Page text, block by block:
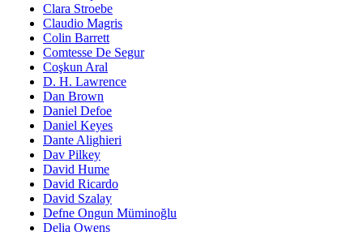
Clara Stroebe
Claudio Magris
Colin Barrett
Comtesse De Segur
Coşkun Aral
D. H. Lawrence
Dan Brown
Daniel Defoe
Daniel Keyes
Dante Alighieri
Dav Pilkey
David Hume
David Ricardo
David Szalay
Defne Ongun Müminoğlu
Delia Owens